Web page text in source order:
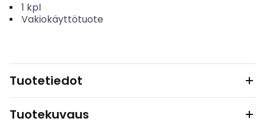
1 kpl
Vakiokäyttötuote
Tuotetiedot
Tuotekuvaus